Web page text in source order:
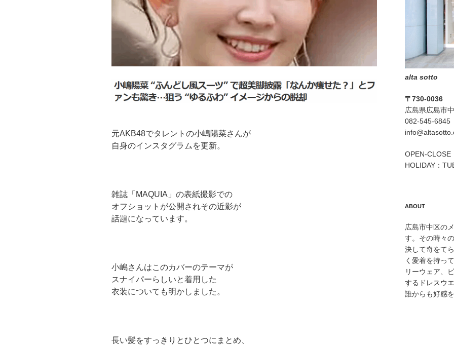
元AKB48でタレントの小嶋陽菜さんが
自身のインスタグラムを更新。
雑誌「MAQUIA」の表紙撮影での
オフショットが公開されその近影が
話題になっています。
小嶋さんはこのカバーのテーマが
スナイパーらしいと着用した
衣装についても明かしました。
長い髪をすっきりとひとつにまとめ、
alta sotto
〒730-0036
広島県広島市
082-545-6845
OPEN-CLOSE
HOLIDAY：
ABOUT
広島市中区の
す。その時々
決して奇をて
く愛着を持っ
リーウェア、
するドレスウ
誰からも好感